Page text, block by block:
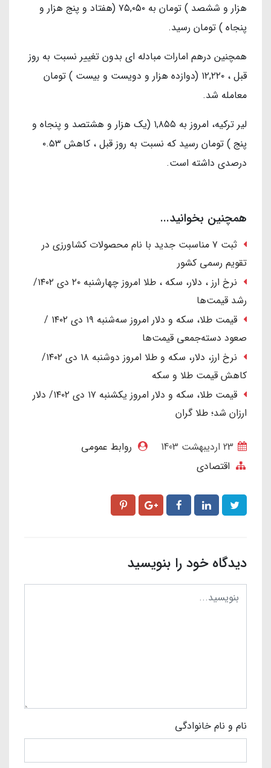
هزار و ششصد ) تومان به ۷۵,۰۵۰ (هفتاد و پنج هزار و
پنجاه ) تومان رسید.
همچنین درهم امارات مبادله ای بدون تغییر نسبت به روز
قبل ، ۱۲,۲۲۰ (دوازده هزار و دویست و بیست ) تومان
معامله شد.
لیر ترکیه، امروز به ۱,۸۵۵ (یک هزار و هشتصد و پنجاه و
پنج ) تومان رسید که نسبت به روز قبل ، کاهش ۰.۵۳
درصدی داشته است.
همچنین بخوانید...
ثبت ۷ مناسبت جدید با نام محصولات کشاورزی در
تقویم رسمی کشور
نرخ ارز ، دلار، سکه ، طلا امروز چهارشنبه ۲۰ دی ۱۴۰۲/
رشد قیمت‌ها
قیمت طلا، سکه و دلار امروز سه‌شنبه ۱۹ دی ۱۴۰۲ /
صعود دسته‌جمعی قیمت‌ها
نرخ ارز، دلار، سکه و طلا امروز دوشنبه ۱۸ دی ۱۴۰۲/
کاهش قیمت طلا و سکه
قیمت طلا، سکه و دلار امروز یکشنبه ۱۷ دی ۱۴۰۲/ دلار
ارزان شد؛ طلا گران
روابط عمومی
اقتصادی
دیدگاه خود را بنویسید
نام و نام خانوادگی